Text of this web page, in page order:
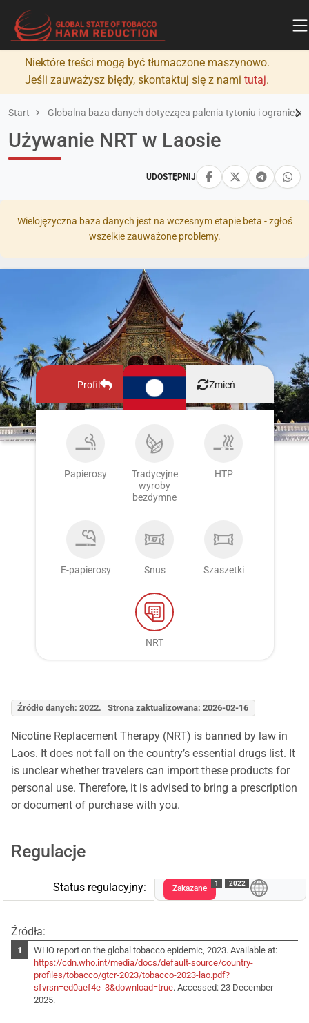
Niektóre treści mogą być tłumaczone maszynowo.
Jeśli zauważysz błędy, skontaktuj się z nami tutaj.
Start Globalna baza danych dotycząca palenia tytoniu i
UDOSTĘPNIJ
Używanie NRT w Laosie
Wielojęzyczna baza danych jest na wczesnym etapie beta - zgłoś
wszelkie zauważone problemy.
Profil Zmień
Papierosy
Tradycyjne
wyroby
bezdymne
HTP
E-papierosy Snus Szaszetki
NRT
Źródło danych: 2022. Strona zaktualizowana: 2026-02-16
Nicotine Replacement Therapy (NRT) is banned by law in
Laos. It does not fall on the country’s essential drugs list. It
is unclear whether travelers can import these products for
personal use. Therefore, it is advised to bring a prescription
or document of purchase with you.
Regulacje
Status regulacyjny: Zakazane
1 2022
Źródła:
WHO report on the global tobacco epidemic, 2023. Available at:
https://cdn.who.int/media/docs/default-source/country-
profiles/tobacco/gtcr-2023/tobacco-2023-lao.pdf?
sfvrsn=ed0aef4e_3&download=true. Accessed: 23 December
2025.